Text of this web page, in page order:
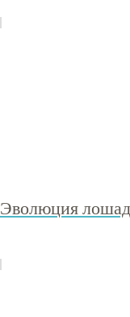
Эволюция